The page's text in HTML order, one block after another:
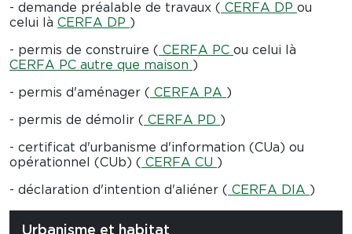
- demande préalable de travaux ( CERFA DP ou
celui là CERFA DP )
- permis de construire ( CERFA PC ou celui là
CERFA PC autre que maison )
- permis d'aménager ( CERFA PA )
- permis de démolir ( CERFA PD )
- certificat d'urbanisme d'information (CUa) ou
opérationnel (CUb) ( CERFA CU )
- déclaration d'intention d'aliéner ( CERFA DIA )
Urbanisme et habitat